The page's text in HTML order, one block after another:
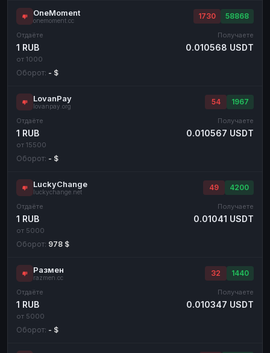
OneMoment
onemoment.cc
1730 58868
Отдаёте
1 RUB
от 1000
Получаете
0.010568 USDT
Оборот: - $
LovanPay
lovanpay.org
54 1967
Отдаёте
1 RUB
от 15500
Получаете
0.010567 USDT
Оборот: - $
LuckyChange
luckychange.net
49 4200
Отдаёте
1 RUB
от 5000
Получаете
0.01041 USDT
Оборот: 978 $
Размен
razmen.cc
32 1440
Отдаёте
1 RUB
от 5000
Получаете
0.010347 USDT
Оборот: - $